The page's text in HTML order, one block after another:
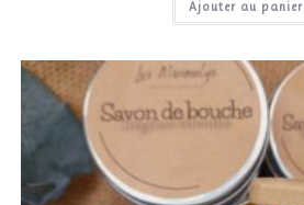
Ajouter au panier